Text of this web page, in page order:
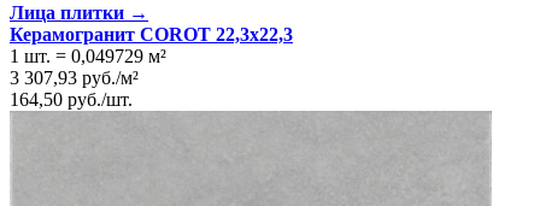
Лица плитки →
Керамогранит COROT 22,3x22,3
1 шт. = 0,049729 м²
3 307,93 руб./м²
164,50 руб./шт.